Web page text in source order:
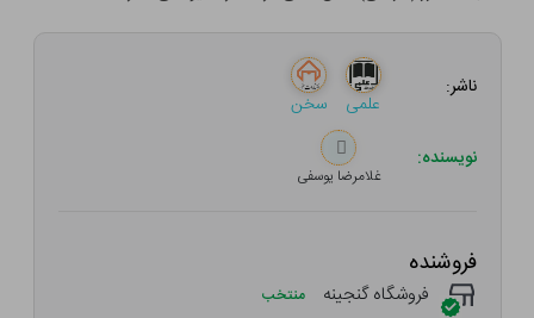
ناشر:
علمی
سخن
نویسنده:
غلامرضا یوسفی
فروشنده
فروشگاه گنجینه منتخب